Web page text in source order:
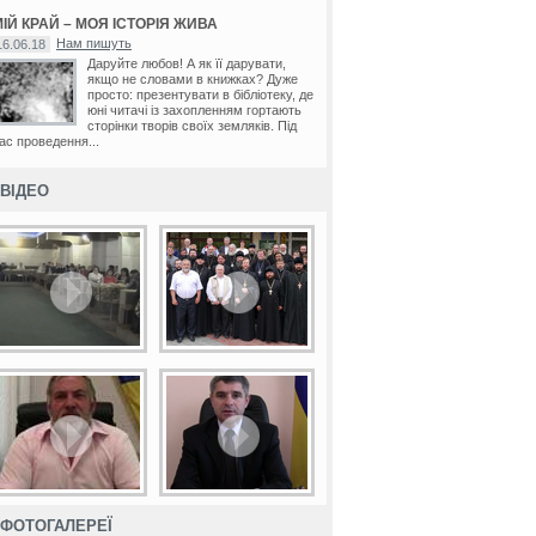
КРАЙ – МОЯ ІСТОРІЯ ЖИВА
Нам пишуть
Даруйте любов! А як її дарувати,
якщо не словами в книжках? Дуже
просто: презентувати в бібліотеку, де
юні читачі із захопленням гортають
сторінки творів своїх земляків. Під
проведення...
ВІДЕО
ФОТОГАЛЕРЕЇ